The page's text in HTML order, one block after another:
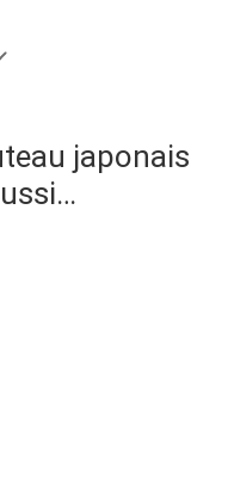
japonais